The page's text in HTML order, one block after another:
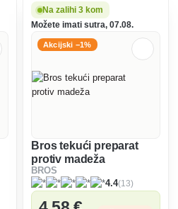
Na zalihi 3 kom
Možete imati sutra, 07.08.
Akcijski −1%
Bros tekući preparat
protiv madeža
BROS
4.4(13)